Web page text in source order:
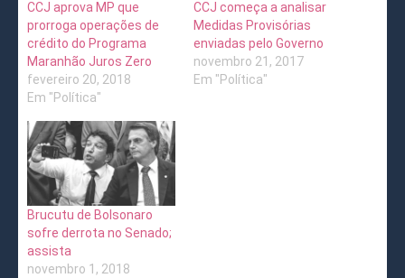
CCJ aprova MP que
prorroga operações de
crédito do Programa
Maranhão Juros Zero
fevereiro 20, 2018
Em "Política"
CCJ começa a analisar
Medidas Provisórias
enviadas pelo Governo
novembro 21, 2017
Em "Política"
Brucutu de Bolsonaro
sofre derrota no Senado;
assista
novembro 1, 2018